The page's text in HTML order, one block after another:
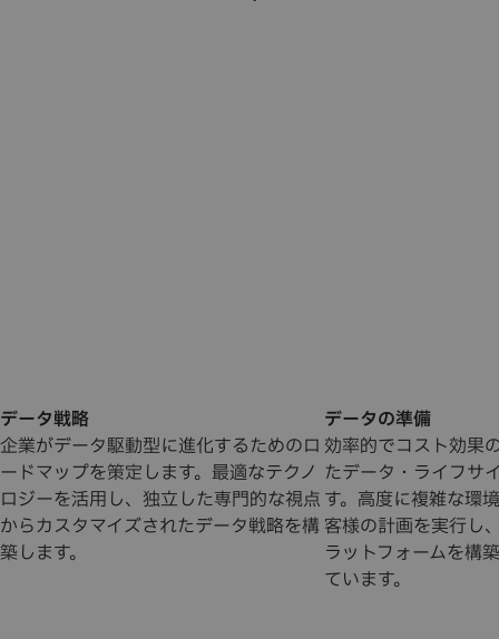
データ戦略
企業がデータ駆動型に進化するためのロ
ードマップを策定します。最適なテクノ
ロジーを活用し、独立した専門的な視点
からカスタマイズされたデータ戦略を構
築します。
データの準備
効率的でコスト効果
たデータ・ライフサ
す。高度に複雑な環
客様の計画を実行し
ラットフォームを構
ています。